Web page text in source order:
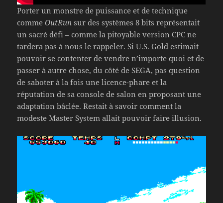
Porter un monstre de puissance et de technique
commeOutRun sur des systèmes 8 bits représentait
un sacré défi – comme la pitoyable version CPC ne
tardera pas à nous le rappeler. Si U.S. Gold estimait
pouvoir se contenter de vendre n’importe quoi et de
passer à autre chose, du côté de SEGA, pas question
de saboter à la fois une licence-phare et la
réputation de sa console de salon en proposant une
adaptation bâclée. Restait à savoir comment la
modeste Master System allait pouvoir faire illusion.